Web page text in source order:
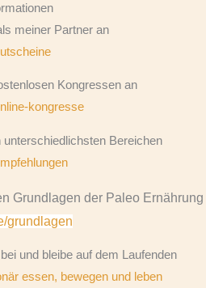
meiner Partner an
Kongressen an
kongresse
Bereichen
Grundlagen der Paleo Ernährung
grundlagen
und bleibe auf dem Laufenden
essen, bewegen und leben